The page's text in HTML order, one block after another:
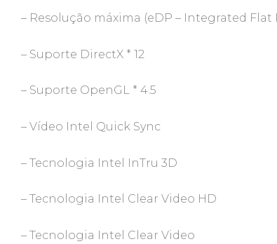
– Resolução máxima (eDP – Integrated Flat
– Suporte DirectX * 12
– Suporte OpenGL * 4.5
– Vídeo Intel Quick Sync
– Tecnologia Intel InTru 3D
– Tecnologia Intel Clear Video HD
– Tecnologia Intel Clear Video